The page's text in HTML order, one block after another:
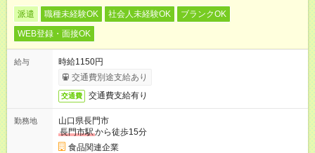
派遣 職種未経験OK 社会人未経験OK
ブランクOK
WEB登録・面接OK
給与
時給1150円
交通費別途支給あり
交通費 交通費支給有り
勤務地
山口県長門市
長門市駅から徒歩15分
食品関連企業